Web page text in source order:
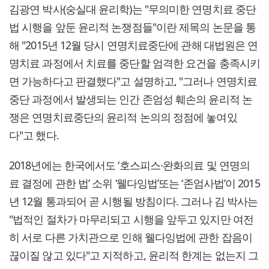
김광연 박사(숭실대 윤리학)는 "무의미한 연명치료 중단
법 시행을 앞둔 윤리적 논쟁점들"이란 제목의 논문을 통
해 "2015년 12월 당시 연명치료중단에 관해 대법원은 연
명치료 과정에서 치료를 중단할 엄격한 요건을 충족시키
면 가능하다고 판결했다"고 설명하고, "그러나 연명치료
중단 과정에서 발생되는 인간 존엄성 훼손의 윤리적 논
쟁은 연명치료중단의 윤리적 논의의 정점에 놓여있
다"고 했다.
2018년에는 한국에서도 ‘호스피스·완화의료 및 연명의
료 결정에 관한 법’ 소위 ‘웰다잉법’또는 ‘존엄사법’이 2015
년 12월 통과되어 곧 시행될 방침이다. 그러나 김 박사는
"법적인 절차가 마무리되고 시행을 앞두고 있지만 여전
히 서로 다른 가치관으로 인해 웰다잉법에 관한 잡음이
끊이질 않고 있다"고 지적하고, 윤리적 한계는 없는지 그